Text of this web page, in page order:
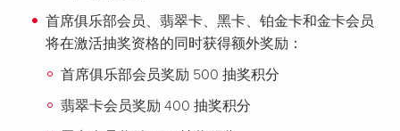
首席俱乐部会员、翡翠卡、黑卡、铂金卡和金卡会员
将在激活抽奖资格的同时获得额外奖励：
首席俱乐部会员奖励 500 抽奖积分
翡翠卡会员奖励 400 抽奖积分